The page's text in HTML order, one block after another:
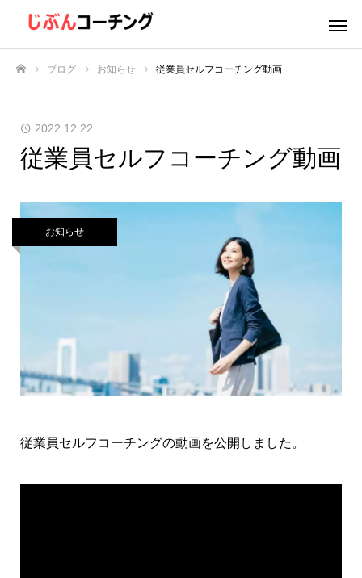
ブログ お知らせ 従業員セルフコーチング動画
2022.12.22
従業員セルフコーチング動画
お知らせ
従業員セルフコーチングの動画を公開しました。